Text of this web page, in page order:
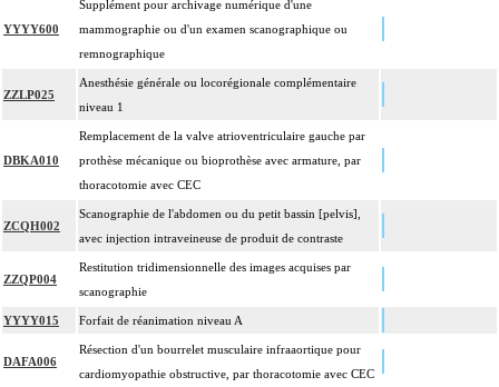
YYYY600
Supplément pour archivage numérique d'une
mammographie ou d'un examen scanographique ou
remnographique
ZZLP025
Anesthésie générale ou locorégionale complémentaire
niveau 1
DBKA010
Remplacement de la valve atrioventriculaire gauche par
prothèse mécanique ou bioprothèse avec armature, par
thoracotomie avec CEC
ZCQH002
Scanographie de l'abdomen ou du petit bassin [pelvis],
avec injection intraveineuse de produit de contraste
ZZQP004
Restitution tridimensionnelle des images acquises par
scanographie
YYYY015 Forfait de réanimation niveau A
DAFA006
Résection d'un bourrelet musculaire infraaortique pour
cardiomyopathie obstructive, par thoracotomie avec CEC